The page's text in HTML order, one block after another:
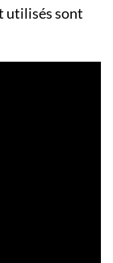
utilisés sont